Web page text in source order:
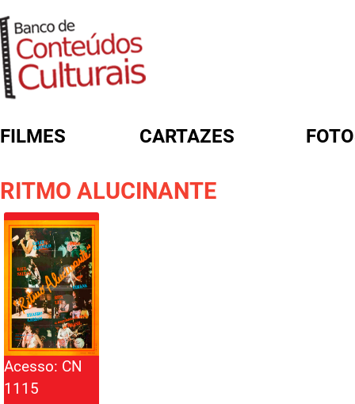
FILMES CARTAZES
RITMO ALUCINANTE
Acesso: CN
1115
FORMULÁRIO DE BUSCA